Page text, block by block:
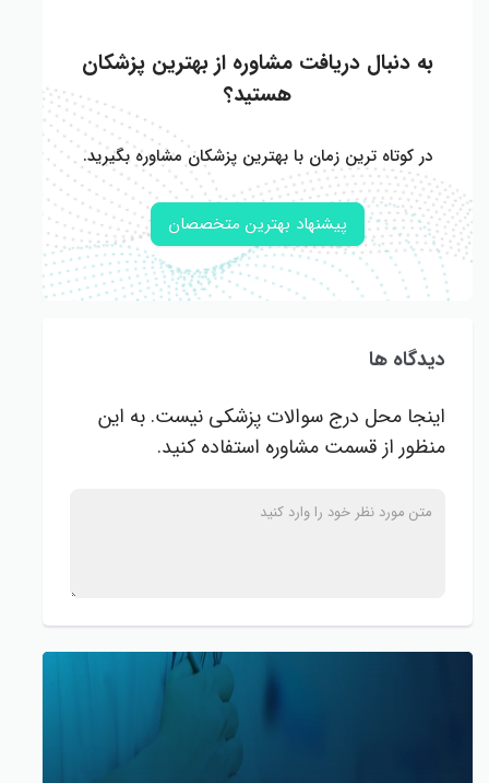
به دنبال دریافت مشاوره از بهترین پزشکان
هستید؟
در کوتاه ترین زمان با بهترین پزشکان مشاوره بگیرید.
پیشنهاد بهترین متخصصان
دیدگاه ها
اینجا محل درج سوالات پزشکی نیست. به این
منظور از قسمت مشاوره استفاده کنید.